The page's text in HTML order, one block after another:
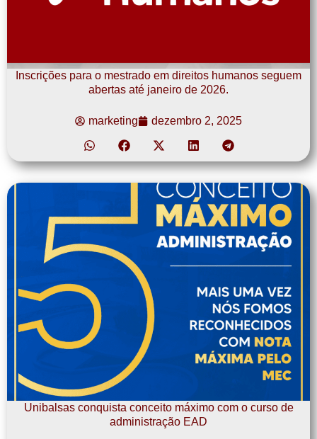
Inscrições para o mestrado em direitos humanos seguem
abertas até janeiro de 2026.
marketing dezembro 2, 2025
Unibalsas conquista conceito máximo com o curso de
administração EAD